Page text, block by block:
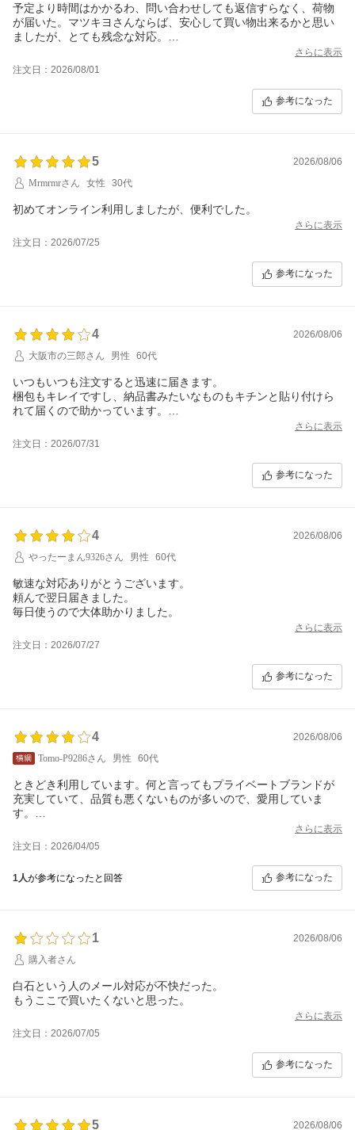
予定より時間はかかるわ、問い合わせしても返信すらなく、荷物
が届いた。マツキヨさんならば、安心して買い物出来るかと思い
ましたが、とても残念な対応。
今後は、実店舗でも買い物は控えて、別のドラッグストアに行き
ます。
さらに表示
注文日：2026/08/01
参考になった
5
2026/08/06
Mrmrmrさん
女性 30代
初めてオンライン利用しましたが、便利でした。
さらに表示
注文日：2026/07/25
参考になった
4
2026/08/06
大阪市の三郎さん
男性 60代
いつもいつも注文すると迅速に届きます。
梱包もキレイですし、納品書みたいなものもキチンと貼り付けら
れて届くので助かっています。
さらに表示
注文日：2026/07/31
参考になった
4
2026/08/06
やったーまん9326さん
男性 60代
敏速な対応ありがとうございます。
頼んで翌日届きました。
毎日使うので大体助かりました。
さらに表示
注文日：2026/07/27
参考になった
4
2026/08/06
Tomo-P9286さん
男性 60代
ときどき利用しています。何と言ってもプライベートブランドが
充実していて、品質も悪くないものが多いので、愛用していま
す。
たまに、びっくりするくらい高い値段がついていることがあるの
で、それはやめてほしいですね。
さらに表示
注文日：2026/04/05
1人が参考になったと回答 参考になった
1
2026/08/06
購入者さん
白石という人のメール対応が不快だった。
もうここで買いたくないと思った。
さらに表示
注文日：2026/07/05
参考になった
5 2026/08/06